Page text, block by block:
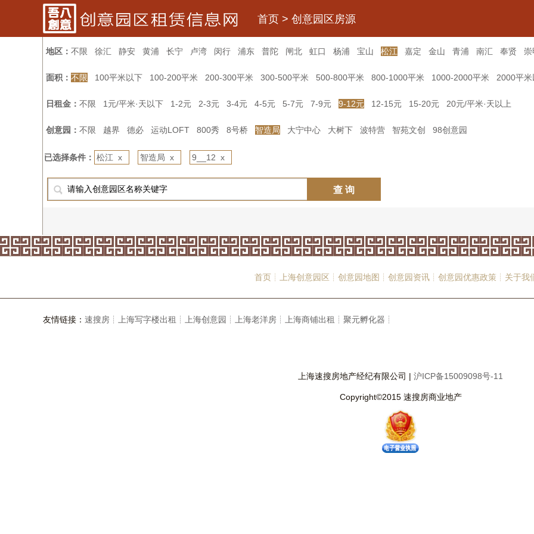
首页 > 创意园区房源
地区： 不限 徐汇 静安 黄浦 长宁 卢湾 闵行 浦东 普陀 闸北 虹口 杨浦 宝山 松江 嘉定 金山 青浦 南汇 奉贤
面积： 不限 100平米以下 100-200平米 200-300平米 300-500平米 500-800平米 800-1000平米 1000-2000平米 2000平米
日租金： 不限 1元/平米·天以下 1-2元 2-3元 3-4元 4-5元 5-7元 7-9元 9-12元 12-15元 15-20元 20元/平米·天以上
创意园： 不限 越界 德必 运动LOFT 800秀 8号桥 智造局 大宁中心 大树下 波特营 智苑文创 98创意园
已选择条件： 松江 x 智造局 x 9__12 x
查 询
首页┊ 上海创意园区┊ 创意园地图┊ 创意园资讯┊ 创意园优惠政策┊ 关于
友情链接： 速搜房┊ 上海写字楼出租┊ 上海创意园┊ 上海老洋房┊ 上海商铺出租┊ 聚元孵化器┊
上海速搜房地产经纪有限公司 | 沪ICP备15009098号-11
Copyright©2015 速搜房商业地产